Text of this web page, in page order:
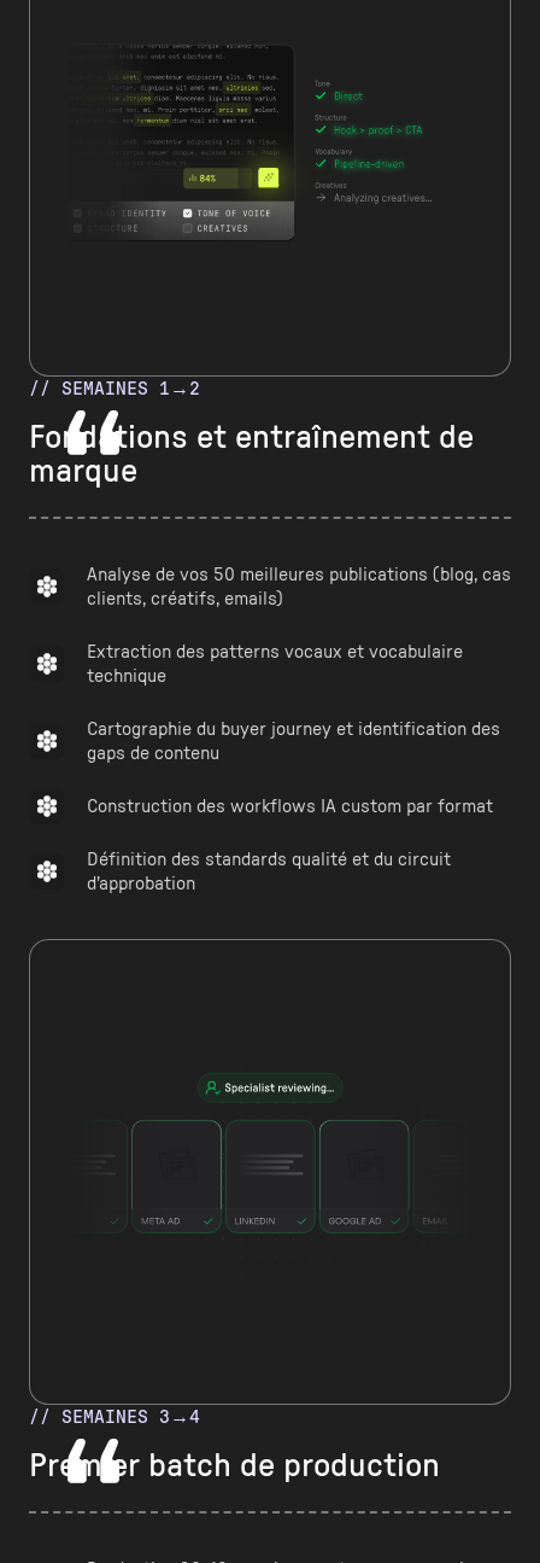
// SEMAINES 1→2
Fondations et entraînement de
marque
Analyse de vos 50 meilleures publications (blog, cas
clients, créatifs, emails)
Extraction des patterns vocaux et vocabulaire
technique
Cartographie du buyer journey et identification des
gaps de contenu
Construction des workflows IA custom par format
Définition des standards qualité et du circuit
d'approbation
// SEMAINES 3→4
Premier batch de production